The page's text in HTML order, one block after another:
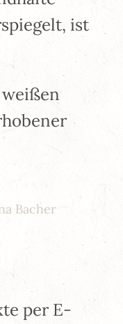
ist
Bacher
per E-